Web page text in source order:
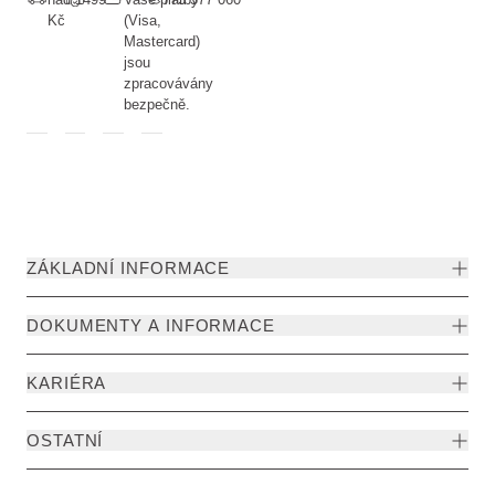
Kč
(Visa,
Mastercard)
jsou
zpracovávány
bezpečně.
ZÁKLADNÍ INFORMACE
DOKUMENTY A INFORMACE
KARIÉRA
OSTATNÍ